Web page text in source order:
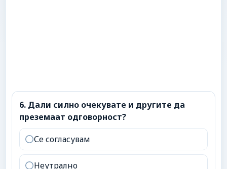
6. Дали силно очекувате и другите да преземаат
6. Дали силно очекувате и другите да
преземаат одговорност?
Се согласувам
Неутрално